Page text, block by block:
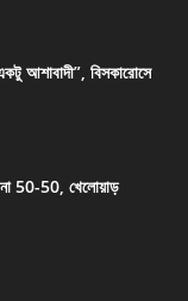
আশাবাদী”, বিসকারোসে
50-50, খেলোয়াড়